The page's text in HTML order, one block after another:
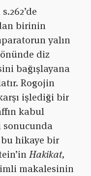
birinin
yalın
diz
bağışlayana
Rogojin
işlediği bir
kabul
sonucunda
hikaye bir
Hakikat,
makalesinin